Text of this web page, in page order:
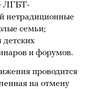
ЛГБТ-
нетрадиционные
семьи;
детских
и форумов.
проводится
на отмену